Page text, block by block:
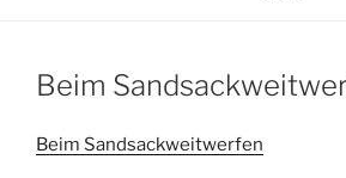
Beim
Beim Sandsackweitwerfen